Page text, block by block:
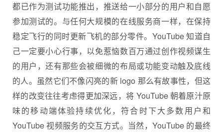
都已作为测试功能推出，推送给一小部分的用户和自愿
参加测试的。与任何大规模的在线服务商一样，在保持
稳定飞行的同时更新飞机的部分零件。YouTube 知道自
己一定要小心行事，以免惹恼数百万通过创作视频谋生
的用户，还有那些会被细微的布局或功能变动触及底线
的人。虽然它们不像闪亮的新 logo 那么有故事性，但这
样的改变往往考虑得更加深远，将 YouTube 朝着原汁原
味的移动端体验持续优化，符合时下大多数用户和
YouTube 视频服务的交互方式。当然，YouTube 的最终